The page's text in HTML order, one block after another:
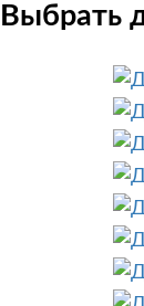
Выбрать